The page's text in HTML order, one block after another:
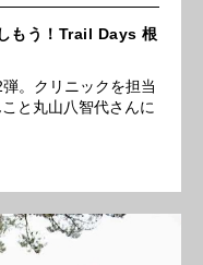
もう！Trail Days 根
。クリニックを担当
と丸山八智代さんに